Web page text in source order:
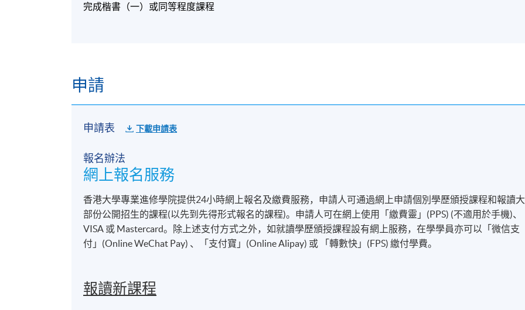
完成楷書（一）或同等程度課程
申請
申請表 下載申請表
報名辦法
網上報名服務
香港大學專業進修學院提供24小時網上報名及繳費服務，申請人可通過網上申請個別學歷頒授課程和報讀大
部份公開招生的課程(以先到先得形式報名的課程)。申請人可在網上使用「繳費靈」(PPS) (不適用於手機)、
VISA 或 Mastercard。除上述支付方式之外，如就讀學歷頒授課程設有網上服務，在學學員亦可以「微信支
付」(Online WeChat Pay) 、「支付寶」(Online Alipay) 或 「轉數快」(FPS) 繳付學費。
報讀新課程